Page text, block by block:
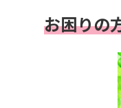
お困りの